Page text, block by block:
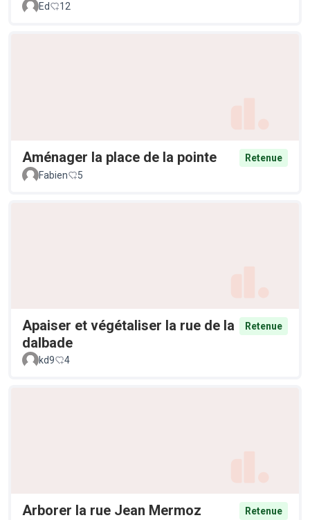
Ed 12
Aménager la place de la pointe
Retenue
Fabien
5
Apaiser et végétaliser la rue de la
dalbade
Retenue
kd9 4
Arborer la rue Jean Mermoz
Retenue